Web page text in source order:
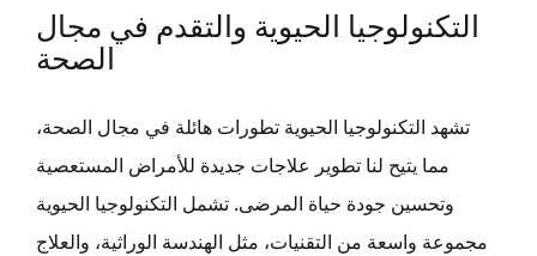
التكنولوجيا الحيوية والتقدم في مجال
الصحة
تشهد التكنولوجيا الحيوية تطورات هائلة في مجال الصحة،
مما يتيح لنا تطوير علاجات جديدة للأمراض المستعصية
وتحسين جودة حياة المرضى. تشمل التكنولوجيا الحيوية
مجموعة واسعة من التقنيات، مثل الهندسة الوراثية، والعلاج